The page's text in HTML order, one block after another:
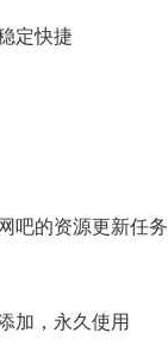
定快捷
吧的资源更新任务
加，永久使用